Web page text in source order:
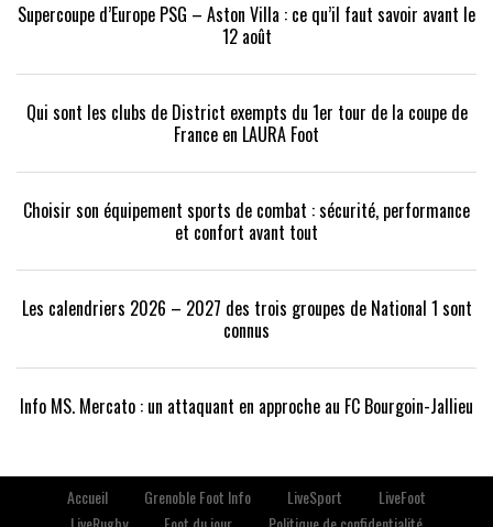
Supercoupe d’Europe PSG – Aston Villa : ce qu’il faut savoir avant le
12 août
Qui sont les clubs de District exempts du 1er tour de la coupe de
France en LAURA Foot
Choisir son équipement sports de combat : sécurité, performance
et confort avant tout
Les calendriers 2026 – 2027 des trois groupes de National 1 sont
connus
Info MS. Mercato : un attaquant en approche au FC Bourgoin-Jallieu
Accueil Grenoble Foot Info LiveSport
LiveFoot